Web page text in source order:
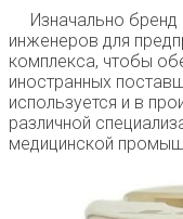
Изначально бренд
инженеров для
комплекса, чтобы
иностранных
используется и в
различной
медицинской